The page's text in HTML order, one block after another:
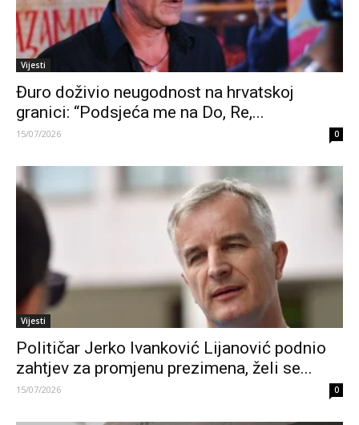
Vijesti
Đuro doživio neugodnost na hrvatskoj
granici: “Podsjeća me na Do, Re,...
15/07/2026 0
Vijesti
Političar Jerko Ivanković Lijanović podnio
zahtjev za promjenu prezimena, želi se...
15/07/2026 0